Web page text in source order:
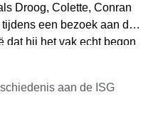
Droog, Colette, Conran
een bezoek aan de
dat hij het vak echt begon
jaar runt hij zijn eigen
met enkele van de
aan de ISG